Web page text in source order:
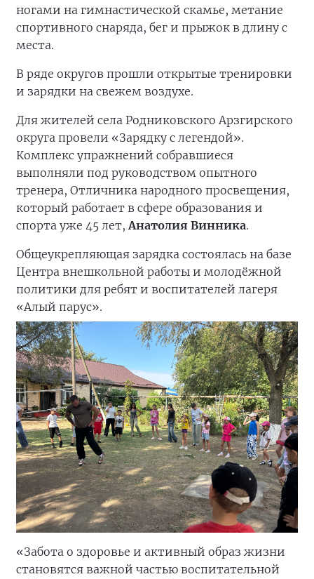
ногами на гимнастической скамье, метание
спортивного снаряда, бег и прыжок в длину с
места.
В ряде округов прошли открытые тренировки
и зарядки на свежем воздухе.
Для жителей села Родниковского Арзгирского
округа провели «Зарядку с легендой».
Комплекс упражнений собравшиеся
выполняли под руководством опытного
тренера, Отличника народного просвещения,
который работает в сфере образования и
спорта уже 45 лет, Анатолия Винника.
Общеукрепляющая зарядка состоялась на базе
Центра внешкольной работы и молодёжной
политики для ребят и воспитателей лагеря
«Алый парус».
«Забота о здоровье и активный образ жизни
становятся важной частью воспитательной